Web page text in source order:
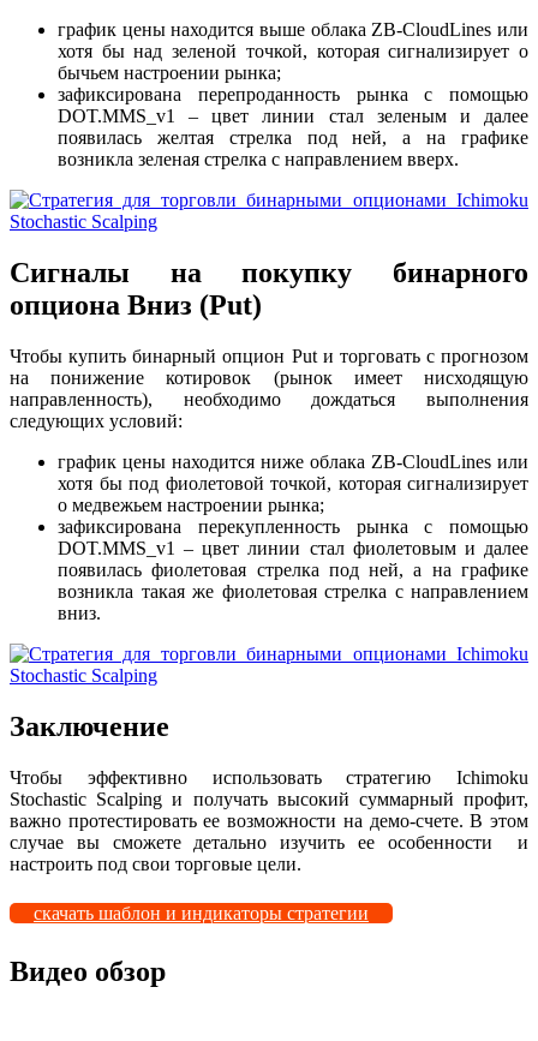
график цены находится выше облака ZB-CloudLines или
хотя бы над зеленой точкой, которая сигнализирует о
бычьем настроении рынка;
зафиксирована перепроданность рынка с помощью
DOT.MMS_v1 – цвет линии стал зеленым и далее
появилась желтая стрелка под ней, а на графике
возникла зеленая стрелка с направлением вверх.
Сигналы на покупку бинарного
опциона Вниз (Put)
Чтобы купить бинарный опцион Put и торговать с прогнозом
на понижение котировок (рынок имеет нисходящую
направленность), необходимо дождаться выполнения
следующих условий:
график цены находится ниже облака ZB-CloudLines или
хотя бы под фиолетовой точкой, которая сигнализирует
о медвежьем настроении рынка;
зафиксирована перекупленность рынка с помощью
DOT.MMS_v1 – цвет линии стал фиолетовым и далее
появилась фиолетовая стрелка под ней, а на графике
возникла такая же фиолетовая стрелка с направлением
вниз.
Заключение
Чтобы эффективно использовать стратегию Ichimoku
Stochastic Scalping и получать высокий суммарный профит,
важно протестировать ее возможности на демо-счете. В этом
случае вы сможете детально изучить ее особенности и
настроить под свои торговые цели.
скачать шаблон и индикаторы стратегии
Видео обзор